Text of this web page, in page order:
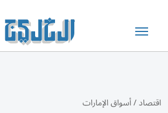
اقتصاد/أسواق الإمارات